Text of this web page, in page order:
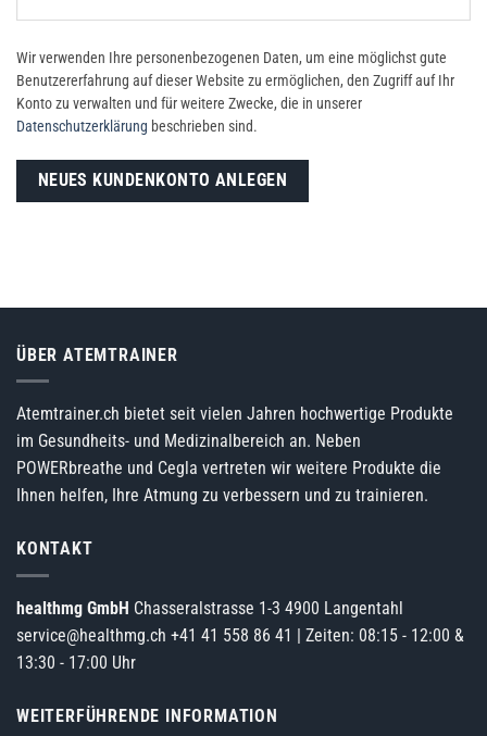
Wir verwenden Ihre personenbezogenen Daten, um eine möglichst gute
Benutzererfahrung auf dieser Website zu ermöglichen, den Zugriff auf Ihr
Konto zu verwalten und für weitere Zwecke, die in unserer
Datenschutzerklärung beschrieben sind.
NEUES KUNDENKONTO ANLEGEN
ÜBER ATEMTRAINER
Atemtrainer.ch bietet seit vielen Jahren hochwertige Produkte
im Gesundheits- und Medizinalbereich an. Neben
POWERbreathe und Cegla vertreten wir weitere Produkte die
Ihnen helfen, Ihre Atmung zu verbessern und zu trainieren.
KONTAKT
healthmg GmbH Chasseralstrasse 1-3 4900 Langentahl
service@healthmg.ch +41 41 558 86 41 | Zeiten: 08:15 - 12:00 &
13:30 - 17:00 Uhr
WEITERFÜHRENDE INFORMATION